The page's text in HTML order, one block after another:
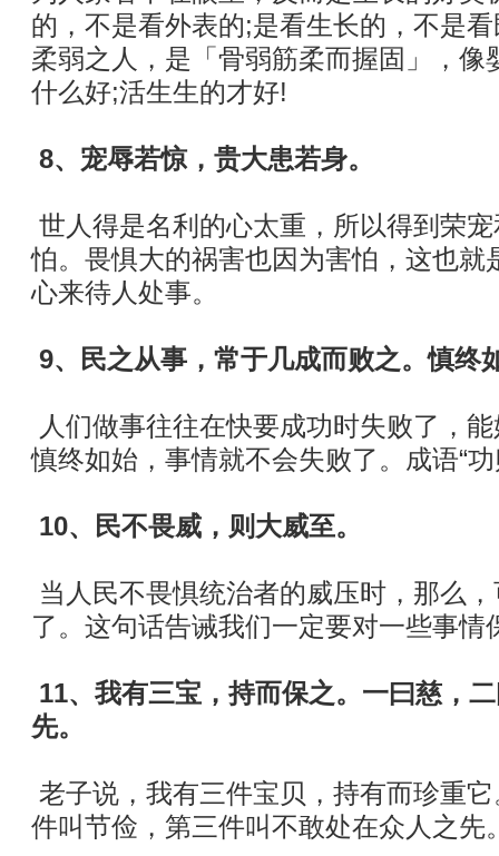
的，不是看外表的;是看生长的，不是
柔弱之人，是「骨弱筋柔而握固」，像
什么好;活生生的才好!
8、宠辱若惊，贵大患若身。
世人得是名利的心太重，所以得到荣
怕。畏惧大的祸害也因为害怕，这也就
心来待人处事。
9、民之从事，常于几成而败之。慎终
人们做事往往在快要成功时失败了，
慎终如始，事情就不会失败了。成语“
10、民不畏威，则大威至。
当人民不畏惧统治者的威压时，那么
了。这句话告诫我们一定要对一些事情
11、我有三宝，持而保之。一曰慈，
先。
老子说，我有三件宝贝，持有而珍重
件叫节俭，第三件叫不敢处在众人之先